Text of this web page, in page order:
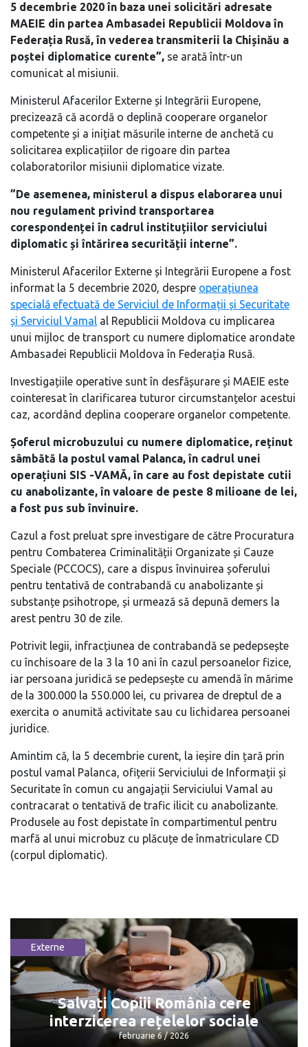
5 decembrie 2020 în baza unei solicitări adresate
MAEIE din partea Ambasadei Republicii Moldova în
Federația Rusă, în vederea transmiterii la Chișinău a
poștei diplomatice curente”, se arată într-un
comunicat al misiunii.
Ministerul Afacerilor Externe și Integrării Europene,
precizează că acordă o deplină cooperare organelor
competente și a inițiat măsurile interne de anchetă cu
solicitarea explicațiilor de rigoare din partea
colaboratorilor misiunii diplomatice vizate.
”De asemenea, ministerul a dispus elaborarea unui
nou regulament privind transportarea
corespondenței în cadrul instituțiilor serviciului
diplomatic și întărirea securității interne”.
Ministerul Afacerilor Externe și Integrării Europene a fost
informat la 5 decembrie 2020, despre operațiunea
specială efectuată de Serviciul de Informații și Securitate
și Serviciul Vamal al Republicii Moldova cu implicarea
unui mijloc de transport cu numere diplomatice arondate
Ambasadei Republicii Moldova în Federația Rusă.
Investigațiile operative sunt în desfășurare și MAEIE este
cointeresat în clarificarea tuturor circumstanțelor acestui
caz, acordând deplina cooperare organelor competente.
Șoferul microbuzului cu numere diplomatice, reținut
sâmbătă la postul vamal Palanca, în cadrul unei
operațiuni SIS -VAMĂ, în care au fost depistate cutii
cu anabolizante, în valoare de peste 8 milioane de lei,
a fost pus sub învinuire.
Cazul a fost preluat spre investigare de către Procuratura
pentru Combaterea Criminalității Organizate și Cauze
Speciale (PCCOCS), care a dispus învinuirea șoferului
pentru tentativă de contrabandă cu anabolizante și
substanțe psihotrope, și urmează să depună demers la
arest pentru 30 de zile.
Potrivit legii, infracțiunea de contrabandă se pedepsește
cu închisoare de la 3 la 10 ani în cazul persoanelor fizice,
iar persoana juridică se pedepsește cu amendă în mărime
de la 300.000 la 550.000 lei, cu privarea de dreptul de a
exercita o anumită activitate sau cu lichidarea persoanei
juridice.
Amintim că, la 5 decembrie curent, la ieșire din țară prin
postul vamal Palanca, ofițerii Serviciului de Informații și
Securitate în comun cu angajații Serviciului Vamal au
contracarat o tentativă de trafic ilicit cu anabolizante.
Produsele au fost depistate în compartimentul pentru
marfă al unui microbuz cu plăcuțe de înmatriculare CD
(corpul diplomatic).
Externe
Salvați Copiii România cere
interzicerea rețelelor sociale
februarie 6 / 2026